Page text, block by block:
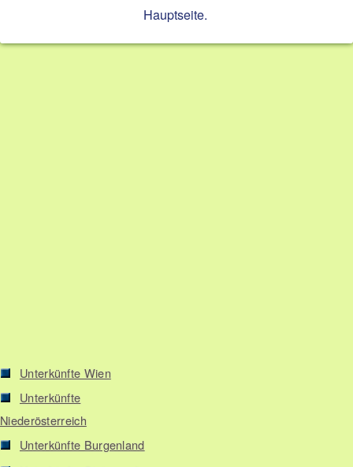
Hauptseite.
Unterkünfte Wien
Unterkünfte
Niederösterreich
Unterkünfte Burgenland